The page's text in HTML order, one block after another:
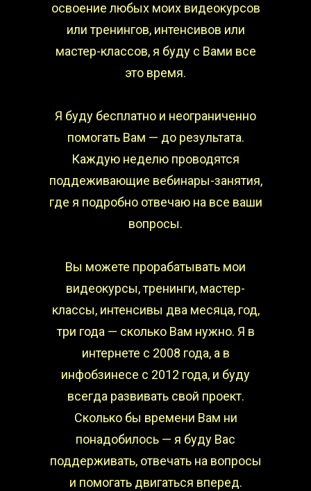
освоение любых моих видеокурсов
или тренингов, интенсивов или
мастер-классов, я буду с Вами все
это время.
Я буду бесплатно и неограниченно
помогать Вам — до результата.
Каждую неделю проводятся
поддеживающие вебинары-занятия,
где я подробно отвечаю на все ваши
вопросы.
Вы можете прорабатывать мои
видеокурсы, тренинги, мастер-
классы, интенсивы два месяца, год,
три года — сколько Вам нужно. Я в
интернете с 2008 года, а в
инфобзинесе с 2012 года, и буду
всегда развивать свой проект.
Сколько бы времени Вам ни
понадобилось — я буду Вас
поддерживать, отвечать на вопросы
и помогать двигаться вперед.